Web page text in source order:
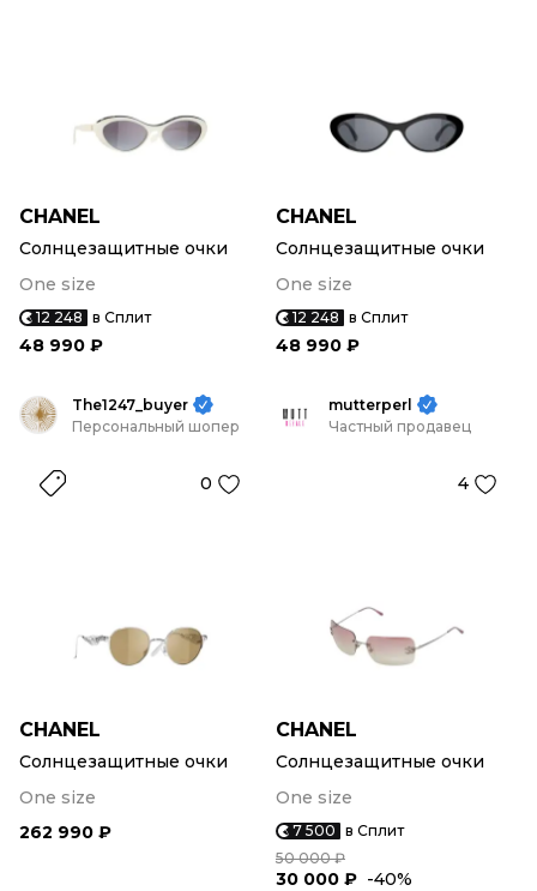
CHANEL
Солнцезащитные очки
One size
12 248 в Сплит
48 990 ₽
CHANEL
Солнцезащитные очки
One size
12 248 в Сплит
48 990 ₽
The1247_buyer
Персональный шопер
0
CHANEL
Солнцезащитные очки
One size
262 990 ₽
mutterperl
Частный продавец
4
CHANEL
Солнцезащитные очки
One size
7 500 в Сплит
50 000 ₽
30 000 ₽ -40%